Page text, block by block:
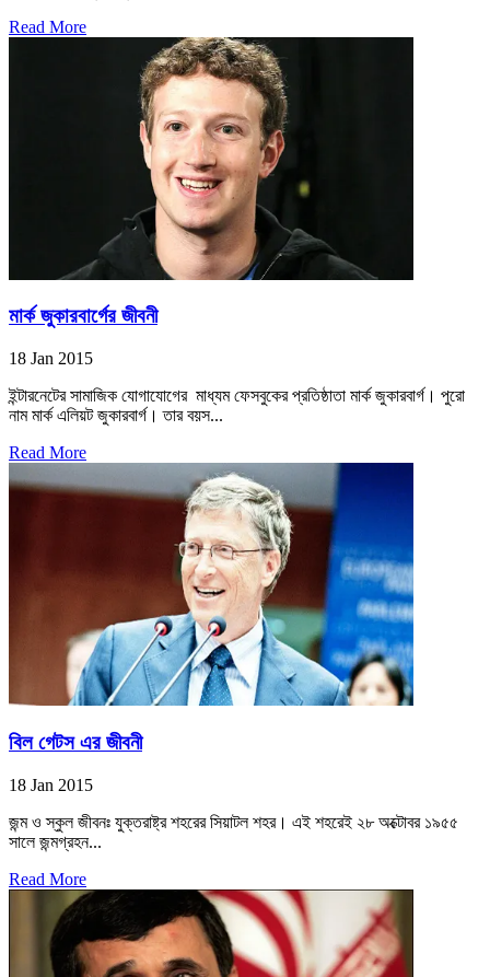
Read More
মার্ক জুকারবার্গের জীবনী
18 Jan 2015
ইন্টারনেটের সামাজিক যোগাযোগের মাধ্যম ফেসবুকের প্রতিষ্ঠাতা মার্ক জুকারবার্গ। পুরো
নাম মার্ক এলিয়ট জুকারবার্গ। তার বয়স...
Read More
বিল গেটস এর জীবনী
18 Jan 2015
জন্ম ও স্কুল জীবনঃ যুক্তরাষ্ট্র শহরের সিয়াটল শহর। এই শহরেই ২৮ অক্টোবর ১৯৫৫
সালে জন্মগ্রহন...
Read More